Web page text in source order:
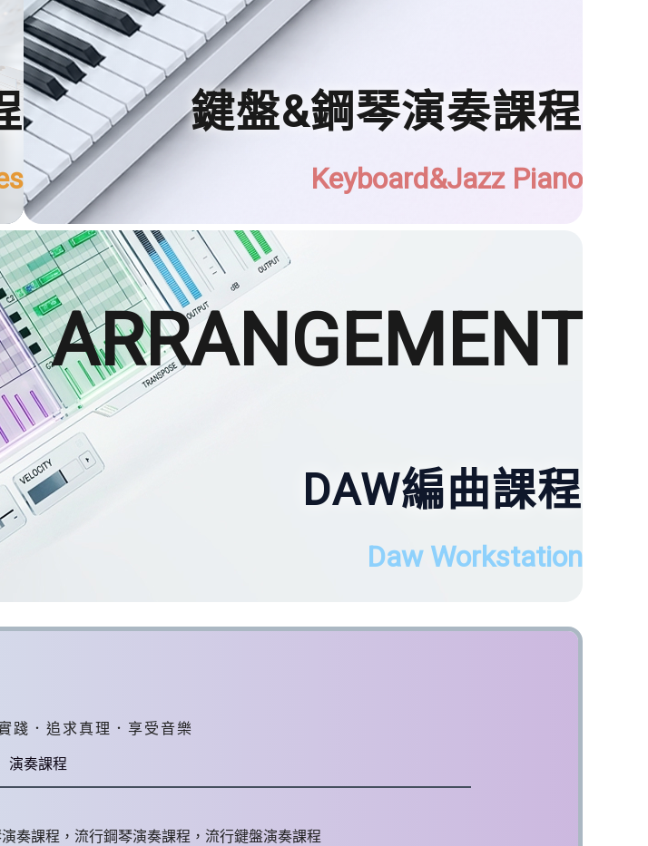
鍵盤&鋼琴演奏課程
Keyboard&Jazz Piano
ARRANGEMENT
DAW編曲課程
Daw Workstation
踐．追求真理．享受音樂
演奏課程
奏課程，流行鋼琴演奏課程，流行鍵盤演奏課程